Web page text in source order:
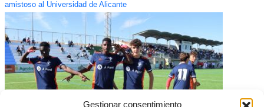
Gestionar consentimiento
amistoso al Universidad de Alicante